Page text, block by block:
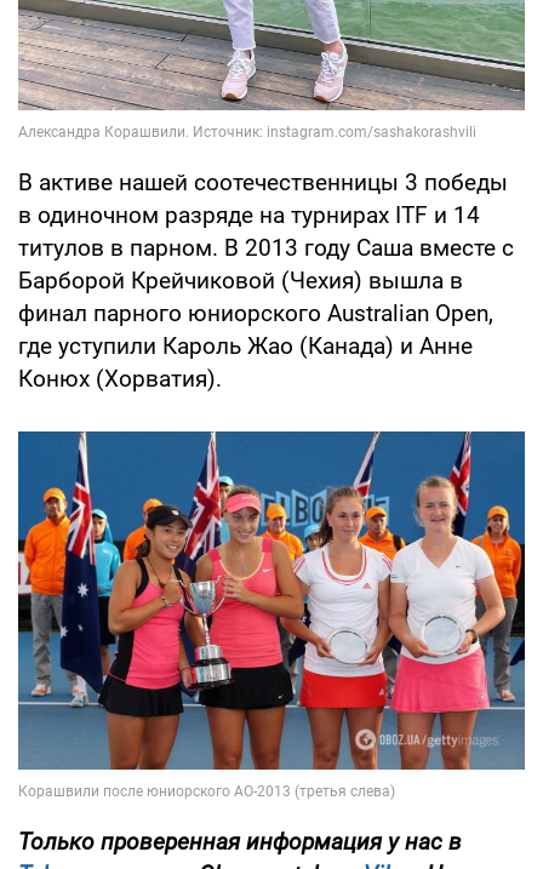
В активе нашей соотечественницы 3 победы
в одиночном разряде на турнирах ITF и 14
титулов в парном. В 2013 году Саша вместе с
Барборой Крейчиковой (Чехия) вышла в
финал парного юниорского Australian Open,
где уступили Кароль Жао (Канада) и Анне
Конюх (Хорватия).
Только проверенная информация у нас в